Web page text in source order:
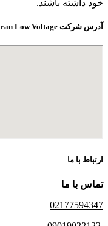
خود داشته باشند.
آدرس شرکت Iran Low Voltage
ارتباط با ما
تماس با ما
02177594347